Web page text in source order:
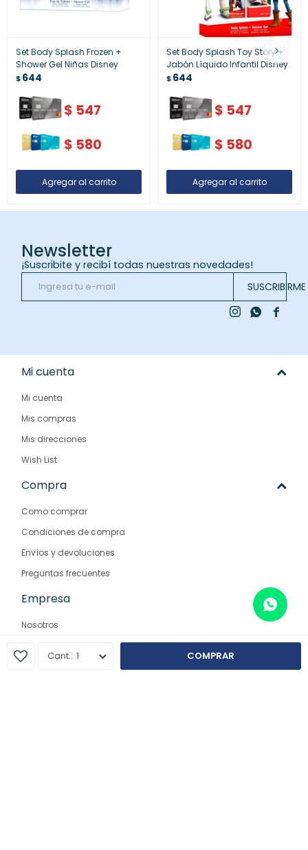
1 COMPRAR
Set Body Splash Frozen +
Shower Gel Niñas Disney
$644
$ 547
$ 580
Set Body Splash Toy Story +
Jabón Líquido Infantil Disney
$644
$ 547
$ 580
Newsletter
¡Suscribite y recibí todas nuestras novedades!
SUSCRIBIRME

 
Mi cuenta
Mi cuenta
Mis compras
Mis direcciones
Wish List
Compra
Como comprar
Condiciones de compra
Envíos y devoluciones
Preguntas frecuentes
Empresa
Nosotros